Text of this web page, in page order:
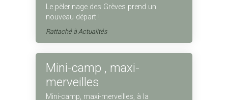
Le pèlerinage des Grèves prend un
nouveau départ !
Rattaché à Actualités
Mini-camp , maxi-
merveilles
Mini-camp, maxi-merveilles, à la